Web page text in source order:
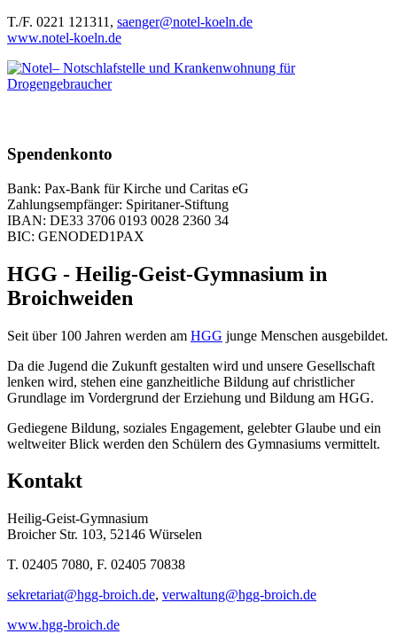
T./F. 0221 121311, saenger@notel-koeln.de
www.notel-koeln.de
Spendenkonto
Bank: Pax-Bank für Kirche und Caritas eG
Zahlungsempfänger: Spiritaner-Stiftung
IBAN: DE33 3706 0193 0028 2360 34
BIC: GENODED1PAX
HGG - Heilig-Geist-Gymnasium in
Broichweiden
Seit über 100 Jahren werden am HGG junge Menschen ausgebildet.
Da die Jugend die Zukunft gestalten wird und unsere Gesellschaft
lenken wird, stehen eine ganzheitliche Bildung auf christlicher
Grundlage im Vordergrund der Erziehung und Bildung am HGG.
Gediegene Bildung, soziales Engagement, gelebter Glaube und ein
weltweiter Blick werden den Schülern des Gymnasiums vermittelt.
Kontakt
Heilig-Geist-Gymnasium
Broicher Str. 103, 52146 Würselen
T. 02405 7080, F. 02405 70838
sekretariat@hgg-broich.de, verwaltung@hgg-broich.de
www.hgg-broich.de